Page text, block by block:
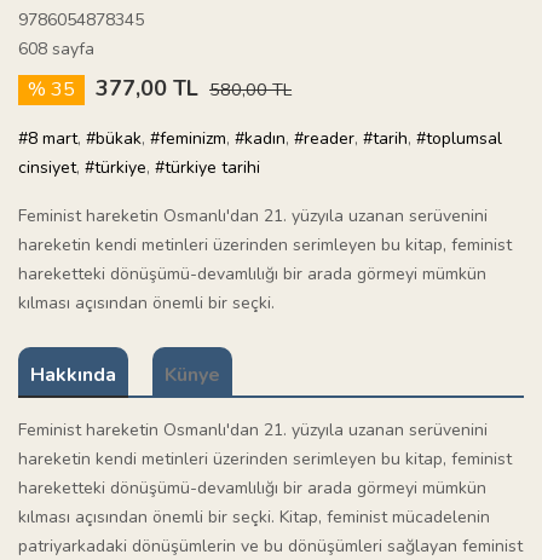
9786054878345
608 sayfa
% 35 377,00 TL 580,00 TL
#8 mart, #bükak, #feminizm, #kadın, #reader, #tarih, #toplumsal
cinsiyet, #türkiye, #türkiye tarihi
Feminist hareketin Osmanlı'dan 21. yüzyıla uzanan serüvenini
hareketin kendi metinleri üzerinden serimleyen bu kitap, feminist
hareketteki dönüşümü-devamlılığı bir arada görmeyi mümkün
kılması açısından önemli bir seçki.
Hakkında Künye
Feminist hareketin Osmanlı'dan 21. yüzyıla uzanan serüvenini
hareketin kendi metinleri üzerinden serimleyen bu kitap, feminist
hareketteki dönüşümü-devamlılığı bir arada görmeyi mümkün
kılması açısından önemli bir seçki. Kitap, feminist mücadelenin
patriyarkadaki dönüşümlerin ve bu dönüşümleri sağlayan feminist